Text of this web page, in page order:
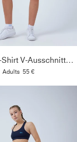
Tennis T-Shirt V-Ausschnitt Damen & Mädchen, weiß
Adults 55 €